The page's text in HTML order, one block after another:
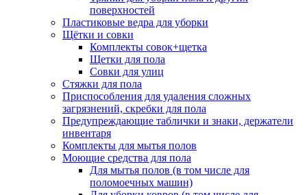
поверхностей
Пластиковые ведра для уборки
Щётки и совки
Комплекты совок+щетка
Щетки для пола
Совки для улиц
Стяжки для пола
Приспособления для удаления сложных
загрязнений, скребки для пола
Предупреждающие таблички и знаки, держатели
инвентаря
Комплекты для мытья полов
Моющие средства для пола
Для мытья полов (в том числе для
поломоечных машин)